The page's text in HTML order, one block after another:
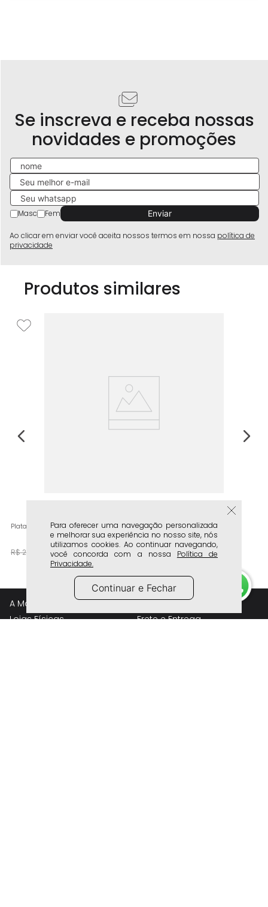
Para oferecer uma navegação personalizada
e melhorar sua experiência no nosso site, nós
utilizamos cookies. Ao continuar navegando,
você concorda com a nossa Política de
Privacidade.
Continuar e Fechar
Se inscreva e receba nossas
novidades e promoções
Masc Fem
Ao clicar em enviar você aceita nossos termos em nossa política de
privacidade
Produtos similares
Plataforma Feminino Milano Caramelo 14189
R$249 R$149,90
A Marca
Lojas Físicas
Atendimento
Frete e Entrega